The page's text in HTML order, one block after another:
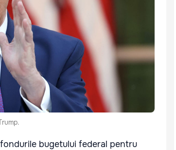
bugetului federal pentru